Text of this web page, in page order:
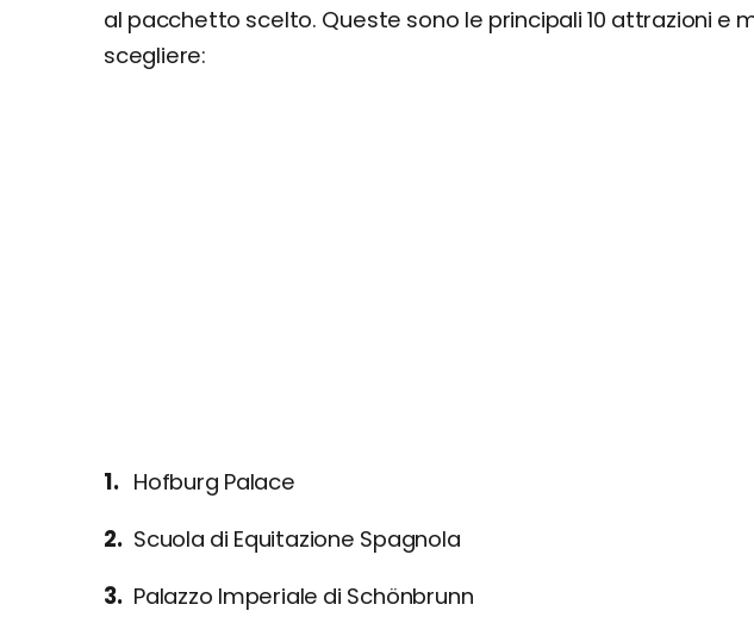
al pacchetto scelto. Queste sono le principali 10 attrazioni e
scegliere:
Hofburg Palace
Scuola di Equitazione Spagnola
Palazzo Imperiale di Schönbrunn